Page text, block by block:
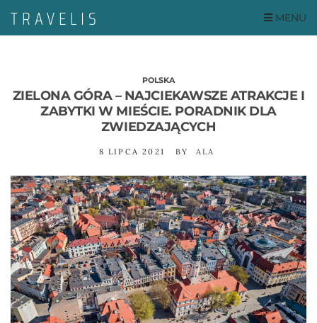
MENU
POLSKA
ZIELONA GÓRA – NAJCIEKAWSZE ATRAKCJE I
ZABYTKI W MIEŚCIE. PORADNIK DLA
ZWIEDZAJĄCYCH
8 LIPCA 2021 BY ALA